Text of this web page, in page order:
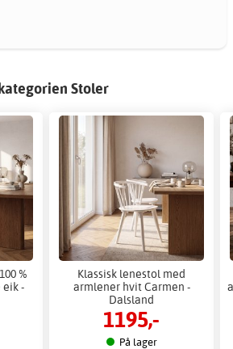
Stoler
%
eik -
Klassisk lenestol med
armlener hvit Carmen -
Dalsland
1195,-
På lager